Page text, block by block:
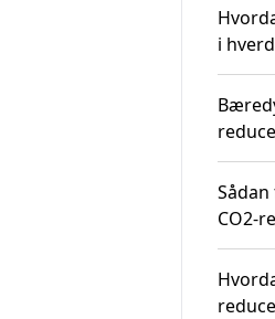
i
CO2-